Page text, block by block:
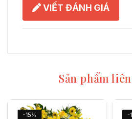
VIẾT ĐÁNH GIÁ
Sản phẩm
-15% -